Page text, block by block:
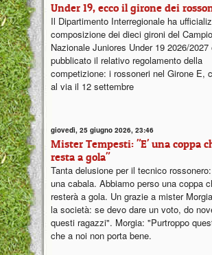
Under 19, ecco il girone dei
Il Dipartimento Interregionale ha
composizione dei dieci gironi del
Nazionale Juniores Under 19 2026/2027
pubblicato il relativo regolamento della
competizione: i rossoneri nel Girone E,
al via il 12 settembre
giovedì, 25 giugno 2026, 23:46
Mister Tempesti: "E' una coppa
resta a gola"
Tanta delusione per il tecnico
una cabala. Abbiamo perso una coppa
resterà a gola. Un grazie a mister
la società: se devo dare un voto, do
questi ragazzi". Morgia: "Purtroppo
che a noi non porta bene.